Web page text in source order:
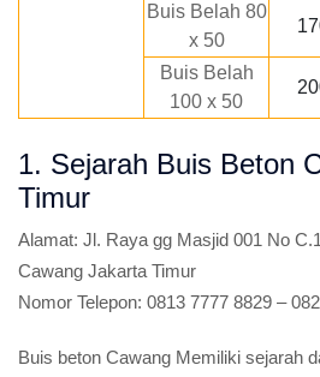
Buis Belah 80
x 50
Buis Belah
100 x 50
1. Sejarah Buis Beton
Timur
Alamat: Jl. Raya gg Masjid 001 No
Cawang Jakarta Timur
Nomor Telepon: 0813 7777 8829 –
Buis beton Cawang Memiliki sejarah